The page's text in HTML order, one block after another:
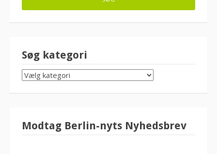
Søg kategori
SØG
KATEGORI
Modtag Berlin-nyts Nyhedsbrev